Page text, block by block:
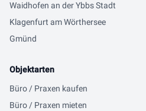
Waidhofen an der Ybbs Stadt
Klagenfurt am Wörthersee
Gmünd
Objektarten
Büro / Praxen kaufen
Büro / Praxen mieten